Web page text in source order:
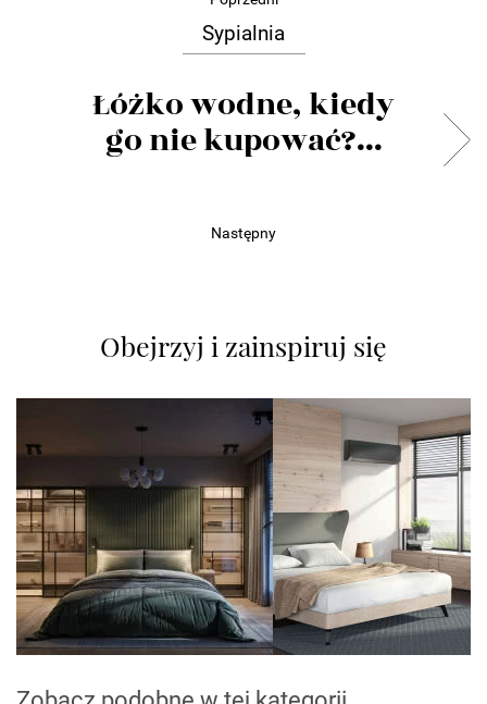
Sypialnia
Łóżko wodne, kiedy
go nie kupować?...
Następny
Obejrzyj i zainspiruj się